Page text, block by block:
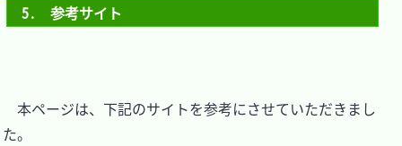
5.　参考サイト
本ページは、下記のサイトを参考にさせていただきまし
た。